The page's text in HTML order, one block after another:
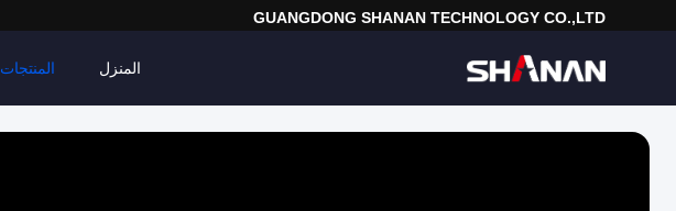
GUANGDONG SHANAN TECHNOLOGY CO.,LTD
المنزل المنتجات